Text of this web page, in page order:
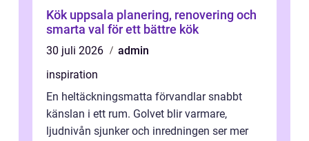
Kök uppsala planering, renovering och
smarta val för ett bättre kök
30 juli 2026
admin
inspiration
En heltäckningsmatta förvandlar snabbt
känslan i ett rum. Golvet blir varmare,
ljudnivån sjunker och inredningen ser mer